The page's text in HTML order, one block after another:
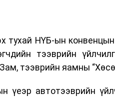
тухай НҮБ-ын конвенцын
тээврийн
тээврийн яамны
үеэр автотээврийн